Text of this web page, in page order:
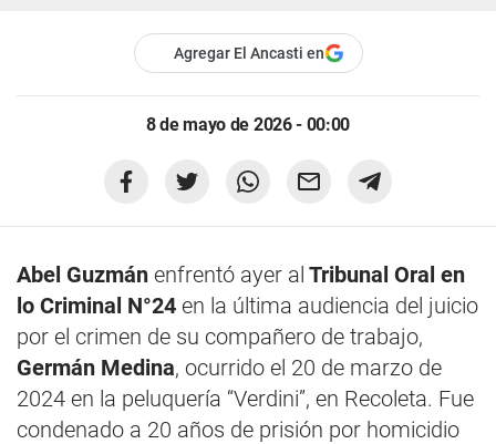
Agregar El Ancasti en
8 de mayo de 2026 - 00:00
Abel Guzmán enfrentó ayer al Tribunal Oral en
lo Criminal N°24 en la última audiencia del juicio
por el crimen de su compañero de trabajo,
Germán Medina, ocurrido el 20 de marzo de
2024 en la peluquería “Verdini”, en Recoleta. Fue
condenado a 20 años de prisión por homicidio